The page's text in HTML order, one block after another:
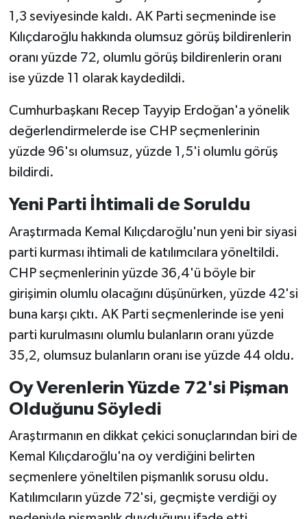
1,3 seviyesinde kaldı. AK Parti seçmeninde ise
Kılıçdaroğlu hakkında olumsuz görüş bildirenlerin
oranı yüzde 72, olumlu görüş bildirenlerin oranı
ise yüzde 11 olarak kaydedildi.
Cumhurbaşkanı Recep Tayyip Erdoğan'a yönelik
değerlendirmelerde ise CHP seçmenlerinin
yüzde 96'sı olumsuz, yüzde 1,5'i olumlu görüş
bildirdi.
Yeni Parti İhtimali de Soruldu
Araştırmada Kemal Kılıçdaroğlu'nun yeni bir siyasi
parti kurması ihtimali de katılımcılara yöneltildi.
CHP seçmenlerinin yüzde 36,4'ü böyle bir
girişimin olumlu olacağını düşünürken, yüzde 42'si
buna karşı çıktı. AK Parti seçmenlerinde ise yeni
parti kurulmasını olumlu bulanların oranı yüzde
35,2, olumsuz bulanların oranı ise yüzde 44 oldu.
Oy Verenlerin Yüzde 72'si Pişman
Olduğunu Söyledi
Araştırmanın en dikkat çekici sonuçlarından biri de
Kemal Kılıçdaroğlu'na oy verdiğini belirten
seçmenlere yöneltilen pişmanlık sorusu oldu.
Katılımcıların yüzde 72'si, geçmişte verdiği oy